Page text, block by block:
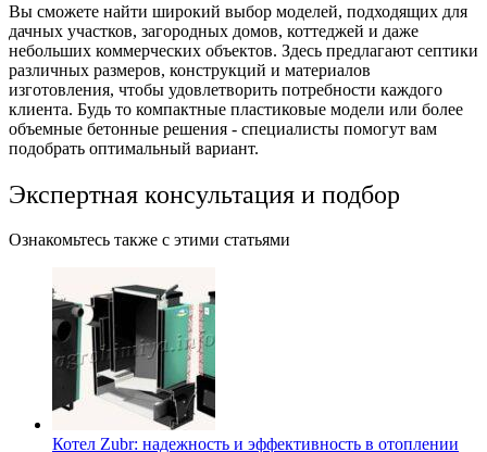
Вы сможете найти широкий выбор моделей, подходящих для
дачных участков, загородных домов, коттеджей и даже
небольших коммерческих объектов. Здесь предлагают септики
различных размеров, конструкций и материалов
изготовления, чтобы удовлетворить потребности каждого
клиента. Будь то компактные пластиковые модели или более
объемные бетонные решения - специалисты помогут вам
подобрать оптимальный вариант.
Экспертная консультация и подбор
Ознакомьтесь также с этими статьями
Котел Zubr: надежность и эффективность в отоплении